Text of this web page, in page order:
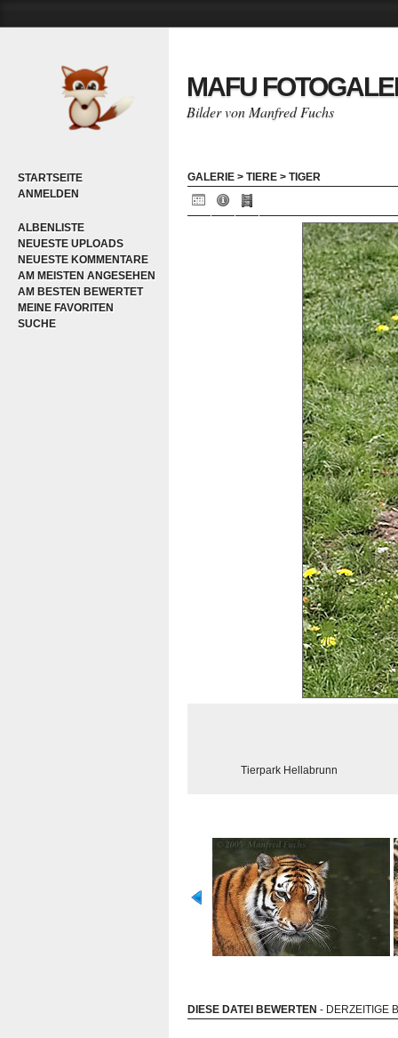
STARTSEITE
ANMELDEN
ALBENLISTE
NEUESTE UPLOADS
NEUESTE KOMMENTARE
AM MEISTEN ANGESEHEN
AM BESTEN BEWERTET
MEINE FAVORITEN
SUCHE
MAFU
Bilder von Manfred Fuchs
GALERIE > TIERE > TIGER
Tierpark Hellabrunn
DIESE DATEI BEWERTEN - DERZEITIGE